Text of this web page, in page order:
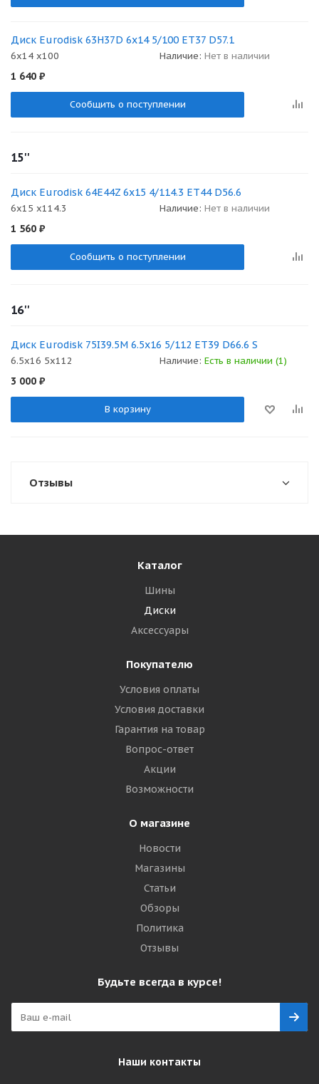
Диск Eurodisk 63H37D 6x14 5/100 ET37 D57.1
6x14 x100 Наличие: Нет в наличии
1 640 ₽
Сообщить о поступлении
15''
Диск Eurodisk 64E44Z 6x15 4/114.3 ET44 D56.6
6x15 x114.3 Наличие: Нет в наличии
1 560 ₽
Сообщить о поступлении
16''
Диск Eurodisk 75I39.5M 6.5x16 5/112 ET39 D66.6 S
6.5x16 5x112 Наличие: Есть в наличии (1)
3 000 ₽
В корзину
Отзывы
Каталог
Шины
Диски
Аксессуары
Покупателю
Условия оплаты
Условия доставки
Гарантия на товар
Вопрос-ответ
Акции
Возможности
О магазине
Новости
Магазины
Статьи
Обзоры
Политика
Отзывы
Будьте всегда в курсе!
Наши контакты